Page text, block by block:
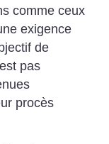
comme ceux
exigence
de
pas
procès